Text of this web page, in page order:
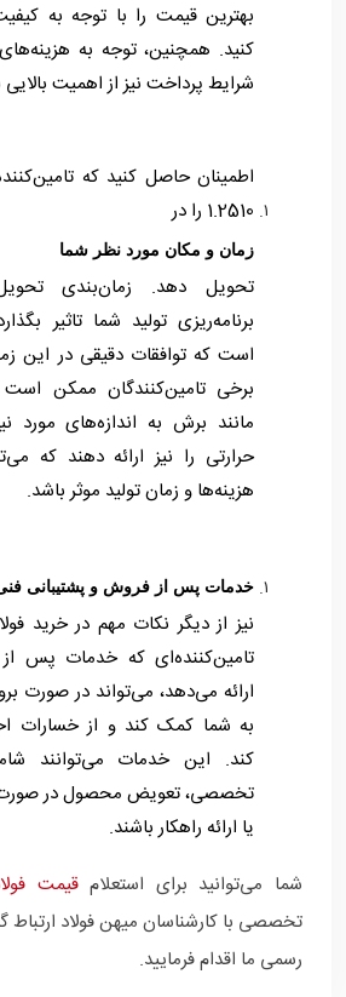
بهترین قیمت را با توجه به
کنید. همچنین، توجه به
شرایط پرداخت نیز از اهمیت
اطمینان حاصل کنید که
1.2510 را در
زمان و مکان مورد نظر شما
تحویل دهد. زمان‌بندی
برنامه‌ریزی تولید شما تاثیر
است که توافقات دقیقی در این
برخی تامین‌کنندگان ممکن
مانند برش به اندازه‌های مورد
حرارتی را نیز ارائه دهند که
هزینه‌ها و زمان تولید موثر باشد.
خدمات پس از فروش و پشتیبانی
تامین‌کننده‌ای که خدمات پس
ارائه می‌دهد، می‌تواند در صورت
به شما کمک کند و از خسارات
کند. این خدمات می‌توانند
تخصصی، تعویض محصول در
یا ارائه راهکار باشند.
شما می‌توانید برای استعلامقیمت
تخصصی با کارشناسان میهن فولاد ارتباط
رسمی ما اقدام فرمایید.